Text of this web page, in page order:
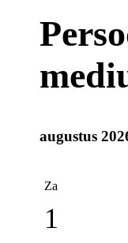
augustus
Za
1